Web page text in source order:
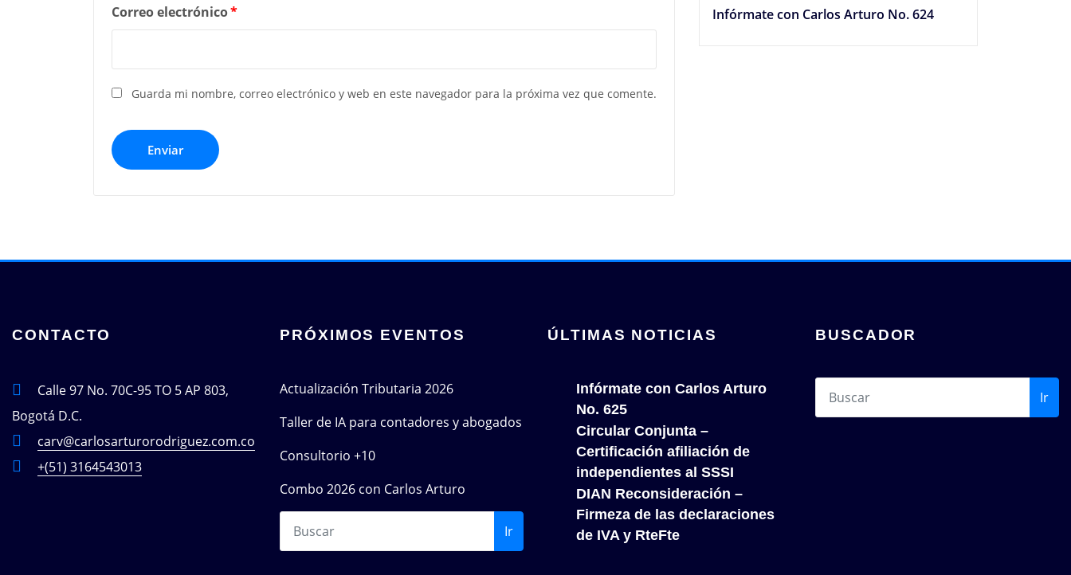
Correo electrónico*
Guarda mi nombre, correo electrónico y web en este navegador para la próxima vez que comente.
Infórmate con Carlos Arturo No. 624
CONTACTO
Calle 97 No. 70C-95 TO 5 AP 803,
Bogotá D.C.
carv@carlosarturorodriguez.com.co
+(51) 3164543013
PRÓXIMOS EVENTOS
Actualización Tributaria 2026
Taller de IA para contadores y abogados
Consultorio +10
Combo 2026 con Carlos Arturo
Ir
ÚLTIMAS NOTICIAS
Infórmate con Carlos Arturo
No. 625
Circular Conjunta –
Certificación afiliación de
independientes al SSSI
DIAN Reconsideración –
Firmeza de las declaraciones
de IVA y RteFte
BUSCADOR
Ir